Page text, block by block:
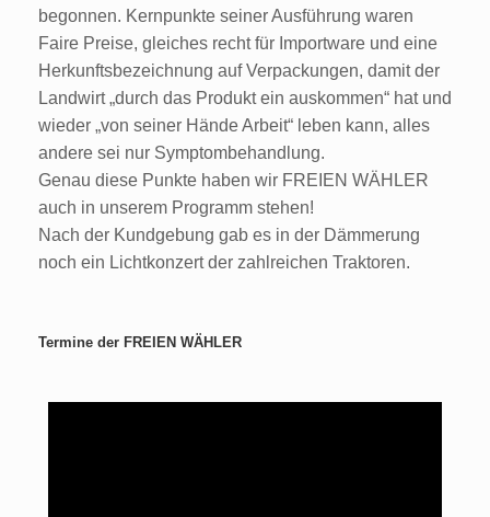
begonnen. Kernpunkte seiner Ausführung waren
Faire Preise, gleiches recht für Importware und eine
Herkunftsbezeichnung auf Verpackungen, damit der
Landwirt „durch das Produkt ein auskommen“ hat und
wieder „von seiner Hände Arbeit“ leben kann, alles
andere sei nur Symptombehandlung.
Genau diese Punkte haben wir FREIEN WÄHLER
auch in unserem Programm stehen!
Nach der Kundgebung gab es in der Dämmerung
noch ein Lichtkonzert der zahlreichen Traktoren.
Termine der FREIEN WÄHLER